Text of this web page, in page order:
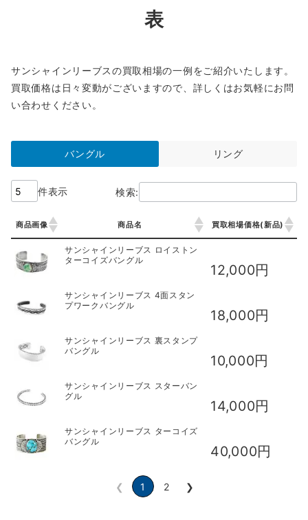
表
サンシャインリーブスの買取相場の一例をご紹介いたします。
買取価格は日々変動がございますので、詳しくはお気軽にお問
い合わせください。
バングル リング
件表示 検索:
商品画像 商品名 買取相場価格(新品)
商品名
サンシャインリーブス ロイストン
ターコイズバングル
12,000円
サンシャインリーブス 4面スタン
プワークバングル
18,000円
サンシャインリーブス 裏スタンプ
バングル
10,000円
サンシャインリーブス スターバン
グル
14,000円
サンシャインリーブス ターコイズ
バングル
40,000円
❮ 1 2 ❯